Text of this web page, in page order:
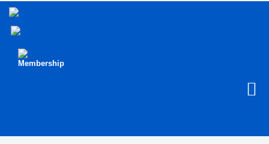
Membership